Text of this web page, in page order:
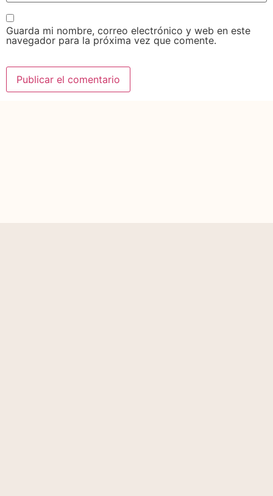
Guarda mi nombre, correo electrónico y web en este
navegador para la próxima vez que comente.